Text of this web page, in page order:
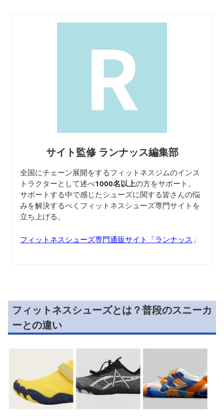
サイト監修 ランナッス編集部
全国にチェーン展開をするフィットネスジムのインス
トラクターとして述べ1000名以上の方をサポート。
サポートする中で感じたシューズに関する皆さんの悩
みを解決するべくフィットネスシューズ専門サイトを
立ち上げる。
フィットネスシューズ専門通販サイト「ランナッス 」
フィットネスシューズとは？普段のスニーカ
ーとの違い